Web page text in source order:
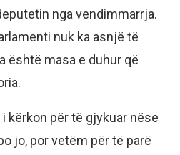
nga vendimmarrja.
nuk ka asnjë të
është masa e duhur që
kërkon për të gjykuar nëse
jo, por vetëm për të parë